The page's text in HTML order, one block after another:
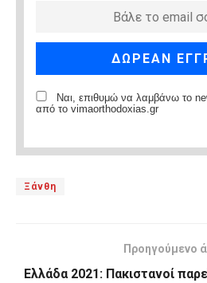
Ναι, επιθυμώ να λαμβάνω το
από το vimaorthodoxias.gr
Ξάνθη
Προηγούμενο
Ελλάδα 2021: Πακιστανοί